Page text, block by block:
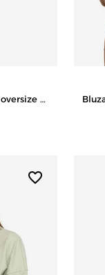
z
favorite_border